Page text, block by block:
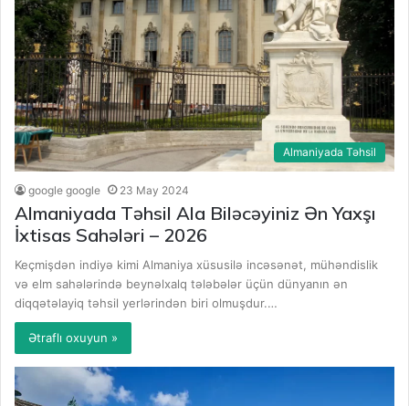
Almaniyada Təhsil
google google 23 May 2024
Almaniyada Təhsil Ala Biləcəyiniz Ən Yaxşı
İxtisas Sahələri – 2026
Keçmişdən indiyə kimi Almaniya xüsusilə incəsənət, mühəndislik
və elm sahələrində beynəlxalq tələbələr üçün dünyanın ən
diqqətəlayiq təhsil yerlərindən biri olmuşdur.…
Ətraflı oxuyun »